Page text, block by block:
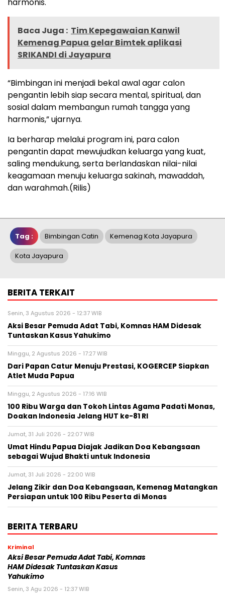
harmonis.
Baca Juga : Tim Kepegawaian Kanwil
Kemenag Papua gelar Bimtek aplikasi
SRIKANDI di Jayapura
“Bimbingan ini menjadi bekal awal agar calon
pengantin lebih siap secara mental, spiritual, dan
sosial dalam membangun rumah tangga yang
harmonis,” ujarnya.
Ia berharap melalui program ini, para calon
pengantin dapat mewujudkan keluarga yang kuat,
saling mendukung, serta berlandaskan nilai-nilai
keagamaan menuju keluarga sakinah, mawaddah,
dan warahmah.(Rilis)
Tag : Bimbingan Catin Kemenag Kota Jayapura
Kota Jayapura
BERITA TERKAIT
Senin, 3 Agustus 2026 - 12:37 WIB
Aksi Besar Pemuda Adat Tabi, Komnas HAM Didesak
Tuntaskan Kasus Yahukimo
Minggu, 2 Agustus 2026 - 17:27 WIB
Dari Papan Catur Menuju Prestasi, KOGERCEP Siapkan
Atlet Muda Papua
Minggu, 2 Agustus 2026 - 17:16 WIB
100 Ribu Warga dan Tokoh Lintas Agama Padati Monas,
Doakan Indonesia Jelang HUT ke-81 RI
Jumat, 31 Juli 2026 - 22:07 WIB
Umat Hindu Papua Diajak Jadikan Doa Kebangsaan
sebagai Wujud Bhakti untuk Indonesia
Jumat, 31 Juli 2026 - 22:00 WIB
Jelang Zikir dan Doa Kebangsaan, Kemenag Matangkan
Persiapan untuk 100 Ribu Peserta di Monas
BERITA TERBARU
Kriminal
Aksi Besar Pemuda Adat Tabi, Komnas
HAM Didesak Tuntaskan Kasus
Yahukimo
Senin, 3 Agu 2026 - 12:37 WIB